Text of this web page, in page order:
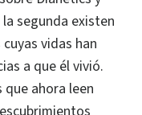
segunda existen
vidas han
a que él vivió.
ahora leen